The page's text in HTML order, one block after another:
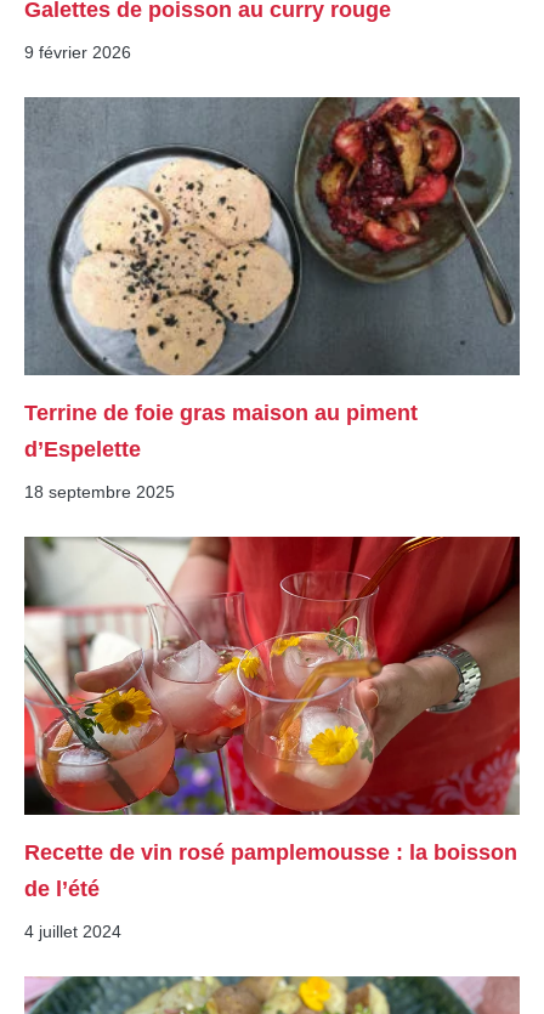
Galettes de poisson au curry rouge
9 février 2026
Terrine de foie gras maison au piment
d’Espelette
18 septembre 2025
Recette de vin rosé pamplemousse : la boisson
de l’été
4 juillet 2024